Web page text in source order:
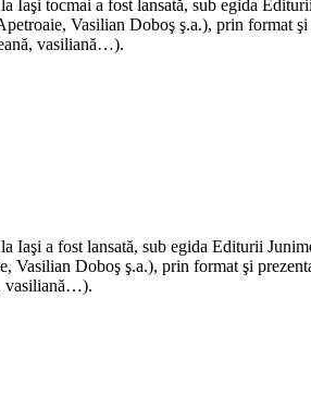
tocmai a fost lansată, sub egida
Vasilian Doboş ş.a.), prin format şi
vasiliană…).
a fost lansată, sub egida Editurii
Doboş ş.a.), prin format şi
vasiliană…).